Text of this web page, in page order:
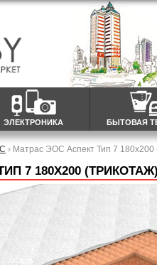
ЭЛЕКТРОНИКА БЫТОВАЯ
› Матрас ЭОС Аспект Тип 7 180x200
7 180X200